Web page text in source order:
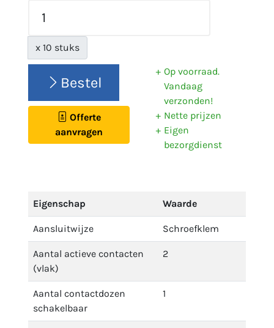
x 10 stuks
Bestel
Offerte
aanvragen
Op voorraad.
Vandaag
verzonden!
Nette prijzen
Eigen
bezorgdienst
Eigenschap Waarde
Aansluitwijze Schroefklem
Aantal actieve contacten
(vlak)
2
Aantal contactdozen
schakelbaar
1